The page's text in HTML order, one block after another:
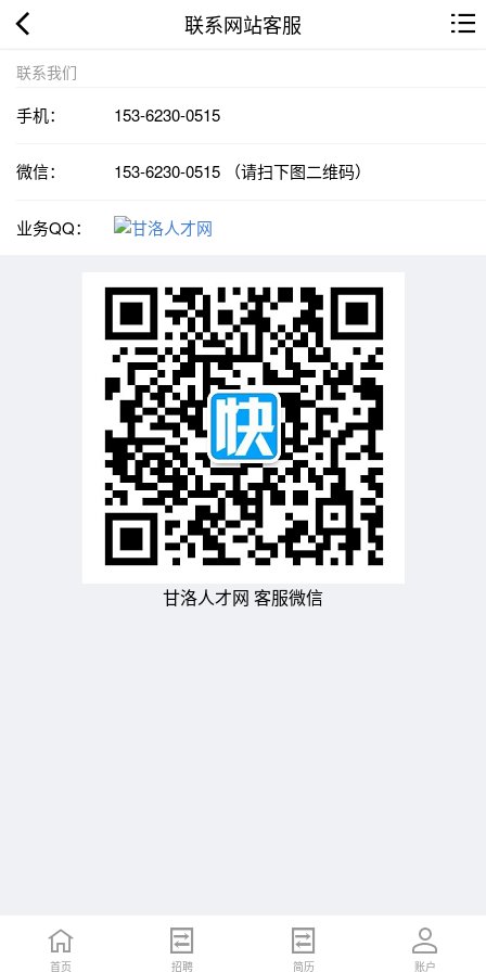
联系网站客服
联系我们
手机： 153-6230-0515
微信： 153-6230-0515 （请扫下图二维码）
业务QQ：
甘洛人才网 客服微信
首页 招聘 简历 账户